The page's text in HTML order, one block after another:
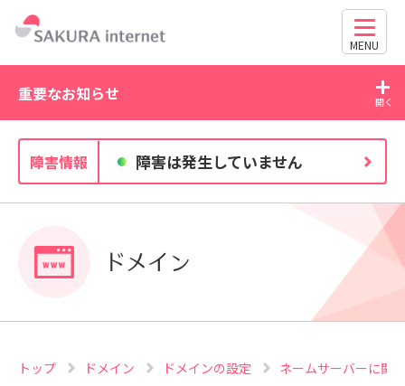
MENU
重要なお知らせ
2026/07/21
WordPress の脆弱性にご注意ください（CVE-2026-
障害情報 障害は発生していません
ドメイン
トップ ドメイン ドメインの設定 ネームサーバーに関